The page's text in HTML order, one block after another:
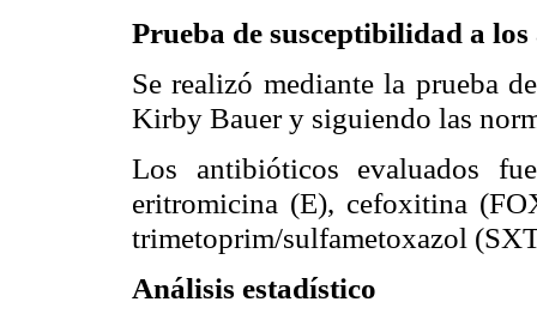
Prueba de susceptibilidad a
Se realizó mediante la prueba
Kirby Bauer y siguiendo las
Los antibióticos evaluados
eritromicina (E), cefoxitina
trimetoprim/sulfametoxazol
Análisis estadístico